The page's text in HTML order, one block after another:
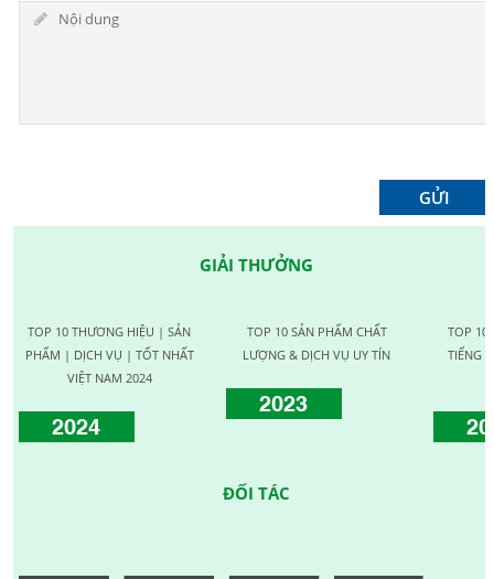
GIẢI THƯỞNG
TOP 10 THƯƠNG HIỆU | SẢN
PHẨM | DỊCH VỤ | TỐT NHẤT
VIỆT NAM 2024
2024
TOP 10 SẢN PHẨM CHẤT
LƯỢNG & DỊCH VỤ UY TÍN
2023
TOP 10
TIẾNG
ĐỐI TÁC